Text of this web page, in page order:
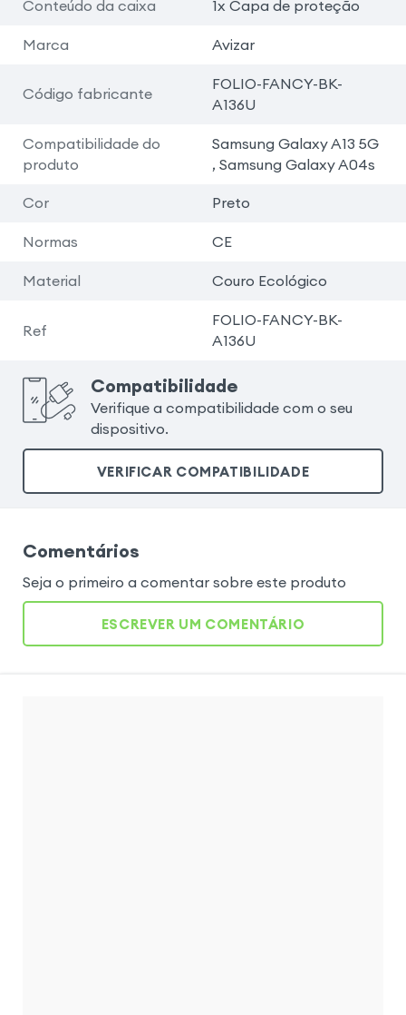
Conteúdo da caixa 1x Capa de proteção
Marca Avizar
Código fabricante
FOLIO-FANCY-BK-
A136U
Compatibilidade do
produto
Samsung Galaxy A13 5G
, Samsung Galaxy A04s
Cor Preto
Normas CE
Material Couro Ecológico
Ref
FOLIO-FANCY-BK-
A136U
Compatibilidade
Verifique a compatibilidade com o seu
dispositivo.
VERIFICAR COMPATIBILIDADE
Comentários
Seja o primeiro a comentar sobre este produto
ESCREVER UM COMENTÁRIO